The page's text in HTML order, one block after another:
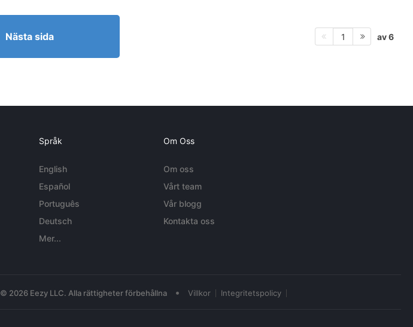
Nästa sida 1 av 6
Språk
English
Español
Português
Deutsch
Mer...
Om Oss
Om oss
Vårt team
Vår blogg
Kontakta oss
© 2026 Eezy LLC. Alla rättigheter förbehållna • Villkor Integritetspolicy